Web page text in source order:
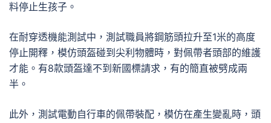
料停止生孩子。
在耐穿透機能測試中，測試職員將鋼筋頭拉升至1米的高度
停止開釋，模仿頭盔碰到尖利物體時，對佩帶者頭部的維護
才能。有8款頭盔達不到新國標請求，有的簡直被劈成兩
半。
此外，測試電動自行車的佩帶裝配，模仿在產生變亂時，頭